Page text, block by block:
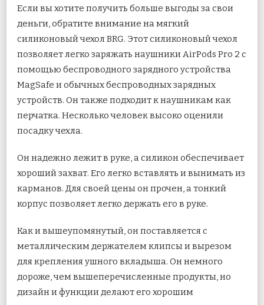
Если вы хотите получить больше выгоды за свои
деньги, обратите внимание на мягкий
силиконовый чехол BRG. Этот силиконовый чехол
позволяет легко заряжать наушники AirPods Pro 2 с
помощью беспроводного зарядного устройства
MagSafe и обычных беспроводных зарядных
устройств. Он также подходит к наушникам как
перчатка. Несколько человек высоко оценили
посадку чехла.
Он надежно лежит в руке, а силикон обеспечивает
хороший захват. Его легко вставлять и вынимать из
карманов. Для своей цены он прочен, а тонкий
корпус позволяет легко держать его в руке.
Как и вышеупомянутый, он поставляется с
металлическим держателем клипсы и вырезом
для крепления ушного вкладыша. Он немного
дороже, чем вышеперечисленные продукты, но
дизайн и функции делают его хорошим